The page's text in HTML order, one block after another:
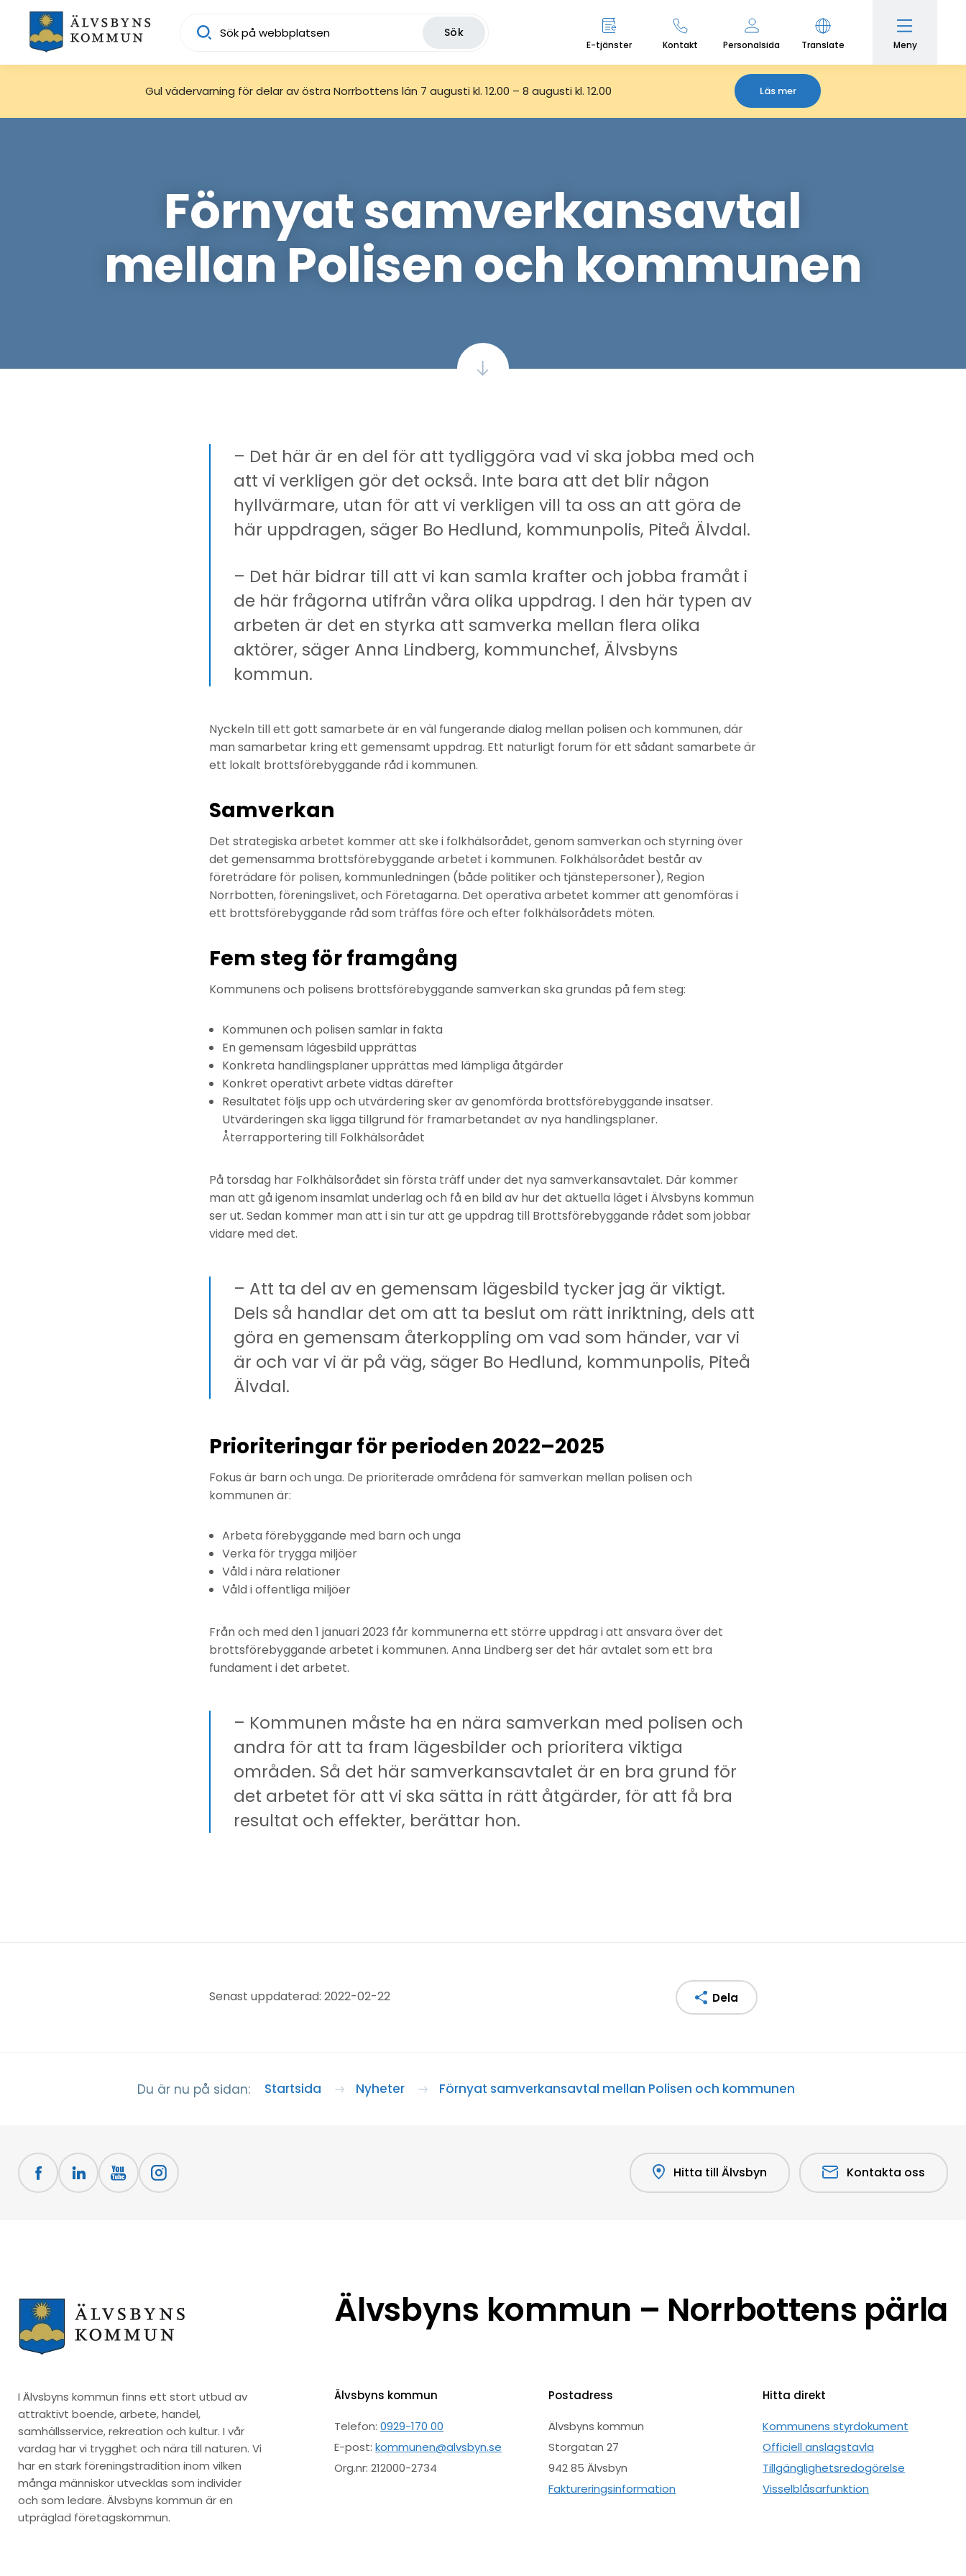
Sök
E-tjänster Kontakt Personalsida Translate Meny
Gul vädervarning för delar av östra Norrbottens län 7 augusti kl. 12.00 – 8 augusti kl. 12.00 Läs mer
Förnyat samverkansavtal
mellan Polisen och kommunen
– Det här är en del för att tydliggöra vad vi ska jobba med och
att vi verkligen gör det också. Inte bara att det blir någon
hyllvärmare, utan för att vi verkligen vill ta oss an att göra de
här uppdragen, säger Bo Hedlund, kommunpolis, Piteå Älvdal.
– Det här bidrar till att vi kan samla krafter och jobba framåt i
de här frågorna utifrån våra olika uppdrag. I den här typen av
arbeten är det en styrka att samverka mellan flera olika
aktörer, säger Anna Lindberg, kommunchef, Älvsbyns
kommun.
Nyckeln till ett gott samarbete är en väl fungerande dialog mellan polisen och kommunen, där
man samarbetar kring ett gemensamt uppdrag. Ett naturligt forum för ett sådant samarbete är
ett lokalt brottsförebyggande råd i kommunen.
Samverkan
Det strategiska arbetet kommer att ske i folkhälsorådet, genom samverkan och styrning över
det gemensamma brottsförebyggande arbetet i kommunen. Folkhälsorådet består av
företrädare för polisen, kommunledningen (både politiker och tjänstepersoner), Region
Norrbotten, föreningslivet, och Företagarna. Det operativa arbetet kommer att genomföras i
ett brottsförebyggande råd som träffas före och efter folkhälsorådets möten.
Fem steg för framgång
Kommunens och polisens brottsförebyggande samverkan ska grundas på fem steg:
Kommunen och polisen samlar in fakta
En gemensam lägesbild upprättas
Konkreta handlingsplaner upprättas med lämpliga åtgärder
Konkret operativt arbete vidtas därefter
Resultatet följs upp och utvärdering sker av genomförda brottsförebyggande insatser.
Utvärderingen ska ligga tillgrund för framarbetandet av nya handlingsplaner.
Återrapportering till Folkhälsorådet
På torsdag har Folkhälsorådet sin första träff under det nya samverkansavtalet. Där kommer
man att gå igenom insamlat underlag och få en bild av hur det aktuella läget i Älvsbyns kommun
ser ut. Sedan kommer man att i sin tur att ge uppdrag till Brottsförebyggande rådet som jobbar
vidare med det.
– Att ta del av en gemensam lägesbild tycker jag är viktigt.
Dels så handlar det om att ta beslut om rätt inriktning, dels att
göra en gemensam återkoppling om vad som händer, var vi
är och var vi är på väg, säger Bo Hedlund, kommunpolis, Piteå
Älvdal.
Prioriteringar för perioden 2022–2025
Fokus är barn och unga. De prioriterade områdena för samverkan mellan polisen och
kommunen är:
Arbeta förebyggande med barn och unga
Verka för trygga miljöer
Våld i nära relationer
Våld i offentliga miljöer
Från och med den 1 januari 2023 får kommunerna ett större uppdrag i att ansvara över det
brottsförebyggande arbetet i kommunen. Anna Lindberg ser det här avtalet som ett bra
fundament i det arbetet.
– Kommunen måste ha en nära samverkan med polisen och
andra för att ta fram lägesbilder och prioritera viktiga
områden. Så det här samverkansavtalet är en bra grund för
det arbetet för att vi ska sätta in rätt åtgärder, för att få bra
resultat och effekter, berättar hon.
Senast uppdaterad: 2022-02-22 Dela
Du är nu på sidan: Startsida Nyheter Förnyat samverkansavtal mellan Polisen och kommunen
Hitta till Älvsbyn Kontakta oss
I Älvsbyns kommun finns ett stort utbud av
attraktivt boende, arbete, handel,
samhällsservice, rekreation och kultur. I vår
vardag har vi trygghet och nära till naturen. Vi
har en stark föreningstradition inom vilken
många människor utvecklas som individer
och som ledare. Älvsbyns kommun är en
utpräglad företagskommun.
Älvsbyns kommun – Norrbottens pärla
Älvsbyns kommun
Telefon:0929-170 00
E-post:kommunen@alvsbyn.se
Org.nr: 212000-2734
Postadress
Älvsbyns kommun
Storgatan 27
942 85 Älvsbyn
Faktureringsinformation
Hitta direkt
Kommunens styrdokument
Officiell anslagstavla
Tillgänglighetsredogörelse
Visselblåsarfunktion